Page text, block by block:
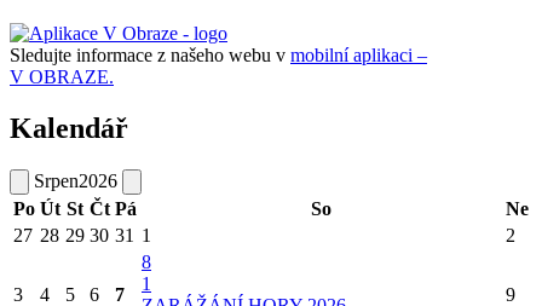
Sledujte informace z našeho webu v mobilní aplikaci –
V OBRAZE.
Kalendář
Srpen2026
Po Út St Čt Pá So
Ne
27 28 29 30 31 1 2
3 4 5 6 7
8
1
9